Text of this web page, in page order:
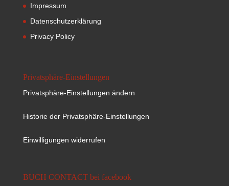
Impressum
Datenschutzerklärung
Privacy Policy
Privatsphäre-Einstellungen
Privatsphäre-Einstellungen ändern
Historie der Privatsphäre-Einstellungen
Einwilligungen widerrufen
BUCH CONTACT bei facebook